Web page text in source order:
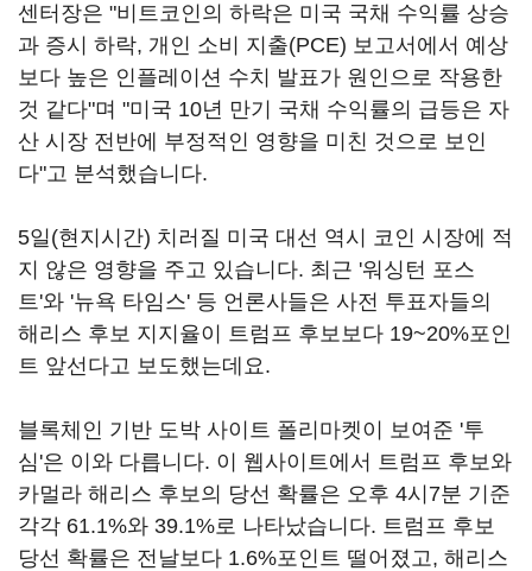
센터장은 "비트코인의 하락은 미국 국채 수익률 상승
과 증시 하락, 개인 소비 지출(PCE) 보고서에서 예상
보다 높은 인플레이션 수치 발표가 원인으로 작용한
것 같다"며 "미국 10년 만기 국채 수익률의 급등은 자
산 시장 전반에 부정적인 영향을 미친 것으로 보인
다"고 분석했습니다.
5일(현지시간) 치러질 미국 대선 역시 코인 시장에 적
지 않은 영향을 주고 있습니다. 최근 '워싱턴 포스
트'와 '뉴욕 타임스' 등 언론사들은 사전 투표자들의
해리스 후보 지지율이 트럼프 후보보다 19~20%포인
트 앞선다고 보도했는데요.
블록체인 기반 도박 사이트 폴리마켓이 보여준 '투
심'은 이와 다릅니다. 이 웹사이트에서 트럼프 후보와
카멀라 해리스 후보의 당선 확률은 오후 4시7분 기준
각각 61.1%와 39.1%로 나타났습니다. 트럼프 후보
당선 확률은 전날보다 1.6%포인트 떨어졌고, 해리스